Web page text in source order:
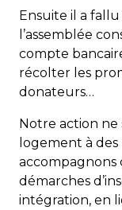
Ensuite il a fallu
l’assemblée
compte
récolter les
donateurs…
Notre action ne
logement à des
accompagnons
démarches
intégration, en